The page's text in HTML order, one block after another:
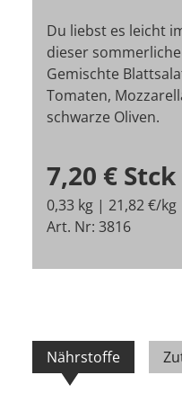
Du liebst es leicht
dieser
Gemischte
Tomaten,
schwarze Oliven.
7,20 € Stck
0,33 kg | 21,82 €/kg
Art. Nr: 3816
Nährstoffe